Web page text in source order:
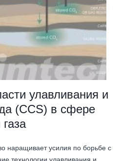
улавливания и
(CCS) в сфере
наращивает усилия по борьбе с